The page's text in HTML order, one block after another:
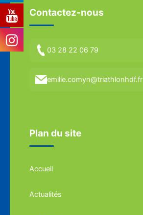
Contactez-nous
03 28 22 06 79
emilie.comyn@triathlonhdf.fr
Plan du site
Accueil
Actualités